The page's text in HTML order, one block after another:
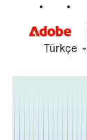
Türkçe